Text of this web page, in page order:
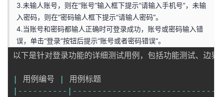
3.未输人账号，则在“账号”输入框下提示“请输入手机号”，未输
入密码，则在“密码输人框下提示“请输人密码”。
4.当账号和密码都输人正确时可登录成功，账号或密码输入错
误，单击“登录”按钮后提示“账号或者密码错误”。
以下是针对登录功能的详细测试用例，包括功能测试、边
| 用例编号 |
用例标
| -- -- -- -- -- | -- -- -- -- -- -- -- -- -- -- -- -- -- -- --